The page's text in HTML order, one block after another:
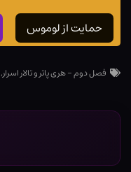
حمایت از لوموس
فصل دوم - هری پاتر و تالار اسرار,